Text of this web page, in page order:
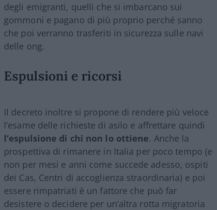
degli emigranti, quelli che si imbarcano sui
gommoni e pagano di più proprio perché sanno
che poi verranno trasferiti in sicurezza sulle navi
delle ong.
Espulsioni e ricorsi
Il decreto inoltre si propone di rendere più veloce
l’esame delle richieste di asilo e affrettare quindi
l’espulsione di chi non lo ottiene. Anche la
prospettiva di rimanere in Italia per poco tempo (e
non per mesi e anni come succede adesso, ospiti
dei Cas, Centri di accoglienza straordinaria) e poi
essere rimpatriati è un fattore che può far
desistere o decidere per un’altra rotta migratoria